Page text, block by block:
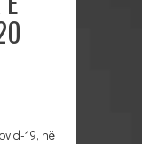
19, në